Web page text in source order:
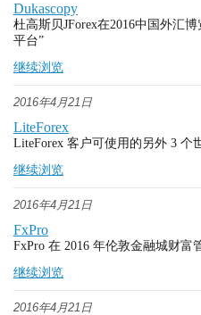
Dukascopy
杜高斯贝JForex在2016中国外汇
平台”
继续浏览
2016年4月21日
LiteForex
LiteForex 客户可使用的另外 3 个
继续浏览
2016年4月21日
FxPro
FxPro 在 2016 年伦敦金融城财富
继续浏览
2016年4月21日